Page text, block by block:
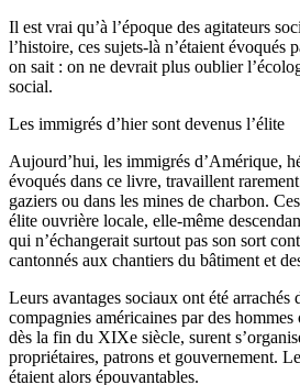
Il est vrai qu’à l’époque des agitateurs
l’histoire, ces sujets-là n’étaient évoqués
on sait : on ne devrait plus oublier
social.
Les immigrés d’hier sont devenus l’élite
Aujourd’hui, les immigrés d’Amérique,
évoqués dans ce livre, travaillent
gaziers ou dans les mines de charbon.
élite ouvrière locale, elle-même
qui n’échangerait surtout pas son sort
cantonnés aux chantiers du bâtiment et
Leurs avantages sociaux ont été arrachés
compagnies américaines par des
dès la fin du XIXe siècle, surent
propriétaires, patrons et gouvernement.
étaient alors épouvantables.